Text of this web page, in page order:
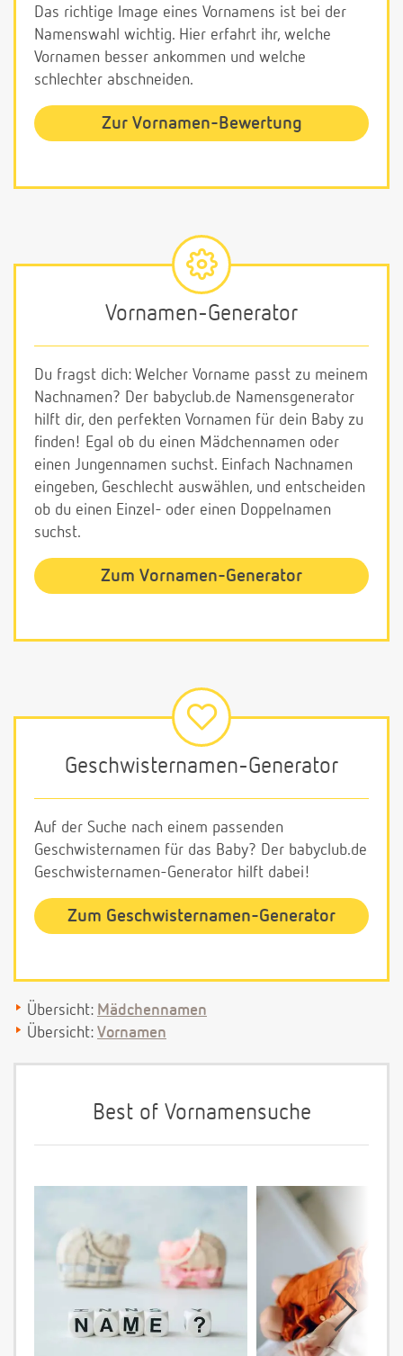
Das richtige Image eines Vornamens ist bei der
Namenswahl wichtig. Hier erfahrt ihr, welche
Vornamen besser ankommen und welche
schlechter abschneiden.
Zur Vornamen-Bewertung
Vornamen-Generator
Du fragst dich: Welcher Vorname passt zu meinem
Nachnamen? Der babyclub.de Namensgenerator
hilft dir, den perfekten Vornamen für dein Baby zu
finden! Egal ob du einen Mädchennamen oder
einen Jungennamen suchst. Einfach Nachnamen
eingeben, Geschlecht auswählen, und entscheiden
ob du einen Einzel- oder einen Doppelnamen
suchst.
Zum Vornamen-Generator
Geschwisternamen-Generator
Auf der Suche nach einem passenden
Geschwisternamen für das Baby? Der babyclub.de
Geschwisternamen-Generator hilft dabei!
Zum Geschwisternamen-Generator
Übersicht: Mädchennamen
Übersicht: Vornamen
Best of Vornamensuche